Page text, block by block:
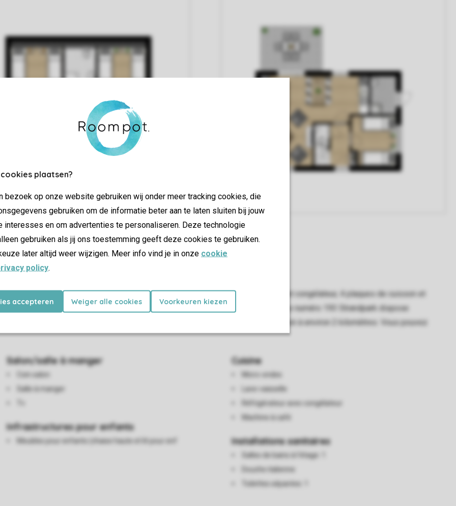
plaatsen?
bezoek op onze website gebruiken wij onder meer tracking cookies, die
gebruiken om de informatie beter aan te laten sluiten bij jouw
interesses en om advertenties te personaliseren. Deze technologie
gebruiken als jij ons toestemming geeft deze cookies te gebruiken.
later altijd weer wijzigen. Meer info vind je in onze cookie
policy.
accepteren Weiger alle cookies Voorkeuren kiezen
meublé pour le nombre indiqué de personnes, cuisine avec réfrigérateur et congélateur, 4 plaques de cuisson et
parasol. Le bungalow standard dispose d'une salle de bain au premier étage. Le numéro 193 Strandpark dispose
à savoir : ce logement n'est pas situé sur Zeebad, mais sur un parc voisin à environ 2 kilomètres. Vous pouvez
Salon/salle à manger
Coin salon
Salle à manger
Infrastructures pour enfants
Meubles pour enfants (chaise haute et lit pour enf
Cuisine
Micro-ondes
Lave-vaisselle
Réfrigérateur avec congélateur
Machine à café
Installations sanitaires
Salles de bains à l'étage: 1
Douche italienne
Toilettes séparées: 1